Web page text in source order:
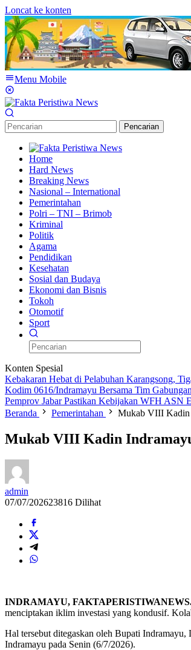
Loncat ke konten
Menu Mobile
Pencarian
Home
Hard News
Breaking News
Nasional – International
Pemerintahan
Polri – TNI – Brimob
Kriminal
Politik
Agama
Pendidikan
Kesehatan
Sosial dan Budaya
Ekonomi dan Bisnis
Tokoh
Otomotif
Sport
Konten Spesial
Kebakaran Hebat di Pelabuhan Karangsong,
Kodim 0616/Indramayu Bersama Tim
Pemprov Jabar Pastikan Kebijakan WFH ASN
Beranda
Pemerintahan Mukab VIII Kadin
Mukab VIII Kadin
admin
07/07/202623816 Dilihat
INDRAMAYU,
menciptakan iklim investasi yang kondusif.
Hal tersebut ditegaskan oleh Bupati
Indramayu pada Senin (6/7/2026).